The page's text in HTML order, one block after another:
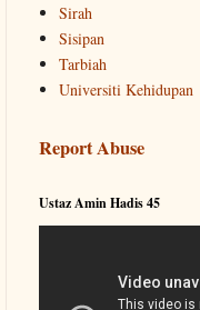
Sirah
Sisipan
Tarbiah
Universiti Kehidupan
Report Abuse
Ustaz Amin Hadis 45